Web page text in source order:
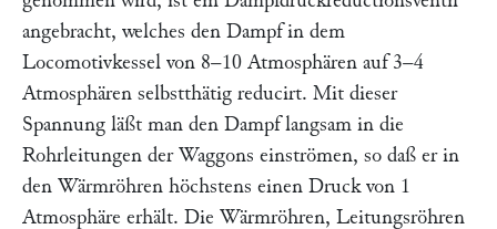
angebracht, welches den Dampf in dem
Locomotivkessel von 8–10 Atmosphären auf 3–4
Atmosphären selbstthätig reducirt. Mit dieser
Spannung läßt man den Dampf langsam in die
Rohrleitungen der Waggons einströmen, so daß er in
den Wärmröhren höchstens einen Druck von 1
Atmosphäre erhält. Die Wärmröhren, Leitungsröhren